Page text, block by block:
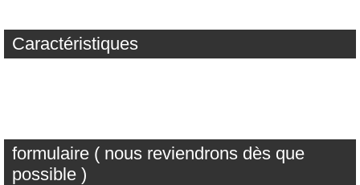
Caractéristiques
formulaire ( nous reviendrons dès que
possible )